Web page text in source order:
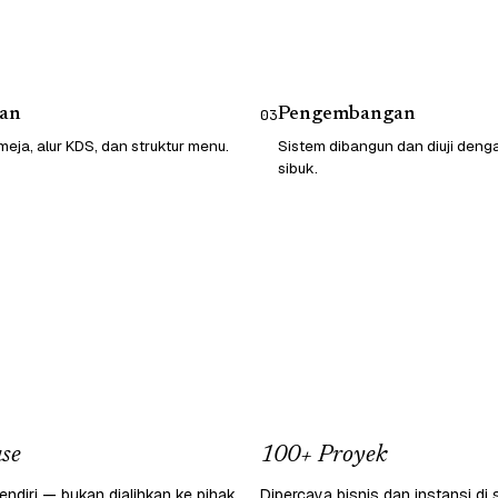
alur KDS, dan struktur menu.
03Pengembangan
Sistem dibangun dan diuji
sibuk.
100+ Proyek